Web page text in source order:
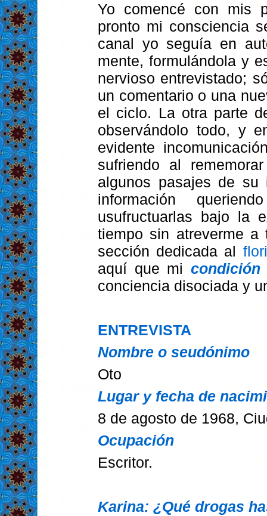
Yo comencé con mis
pronto mi consciencia
canal yo seguía en
mente, formulándola y
nervioso entrevistado;
un comentario o una
el ciclo. La otra parte
observándolo todo, y
evidente
sufriendo al
algunos pasajes de
información
usufructuarlas bajo la
tiempo sin atreverme
sección dedicada al
aquí que mi condición
conciencia disociada y
ENTREVISTA
Nombre o seudónimo
Oto
Lugar y fecha de
8 de agosto de 1968,
Ocupación
Escritor.
Karina: ¿Qué drogas